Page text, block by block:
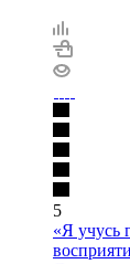
5
«Я учусь